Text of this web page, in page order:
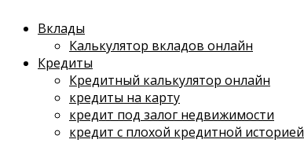
Вклады
Калькулятор вкладов онлайн
Кредиты
Кредитный калькулятор онлайн
кредиты на карту
кредит под залог недвижимости
кредит с плохой кредитной историей